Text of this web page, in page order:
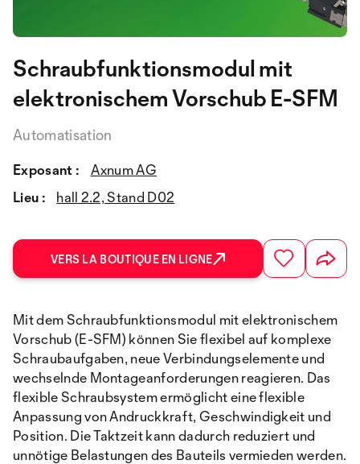
Schraubfunktionsmodul mit
elektronischem Vorschub E-SFM
Automatisation
Exposant :
Axnum AG
Lieu :
hall 2.2, Stand D02
VERS LA BOUTIQUE EN LIGNE
Mit dem Schraubfunktionsmodul mit elektronischem
Vorschub (E-SFM) können Sie flexibel auf komplexe
Schraubaufgaben, neue Verbindungselemente und
wechselnde Montageanforderungen reagieren. Das
flexible Schraubsystem ermöglicht eine flexible
Anpassung von Andruckkraft, Geschwindigkeit und
Position. Die Taktzeit kann dadurch reduziert und
unnötige Belastungen des Bauteils vermieden werden.